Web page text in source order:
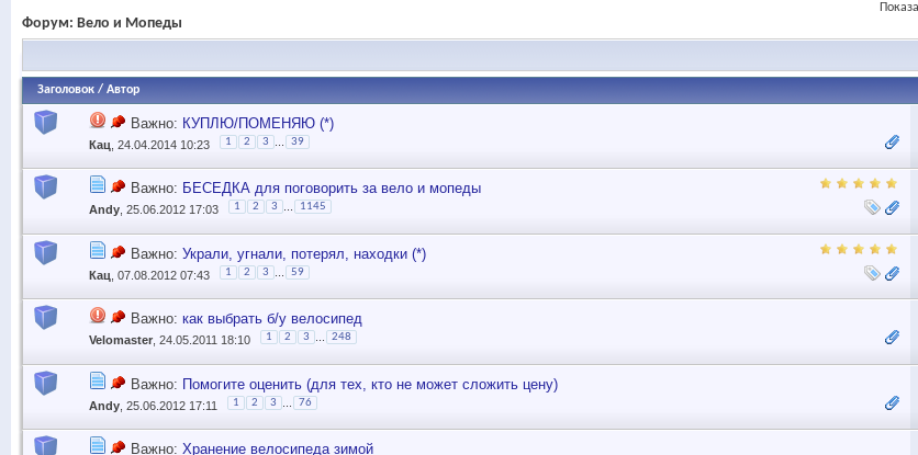
Форум: Вело и Мопеды
Заголовок / Автор
Важно: КУПЛЮ/ПОМЕНЯЮ (*)
Кац , 24.04.2014 10:23 1 2 3 39
Важно: БЕСЕДКА для поговорить за вело и мопеды
Andy , 25.06.2012 17:03 1 2 3 1145
Важно: Украли, угнали, потерял, находки (*)
Кац , 07.08.2012 07:43 1 2 3 59
Важно: как выбрать б/у велосипед
Velomaster , 24.05.2011 18:10 1 2 3 248
Важно: Помогите оценить (для тех, кто не может сложить цену)
Andy , 25.06.2012 17:11 1 2 3 76
Важно: Хранение велосипеда зимой